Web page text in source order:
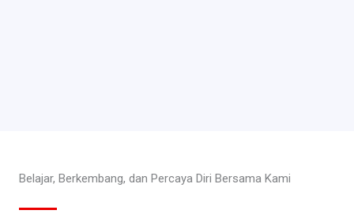
Belajar, Berkembang, dan Percaya Diri Bersama Kami